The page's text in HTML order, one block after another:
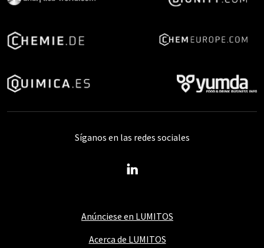
Anúnciese en LUMITOS
Acerca de LUMITOS
Síganos en las redes sociales